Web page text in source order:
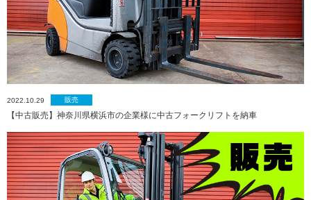
2022.10.29 販売
【中古販売】神奈川県横浜市の企業様に中古フォークリフトを納車